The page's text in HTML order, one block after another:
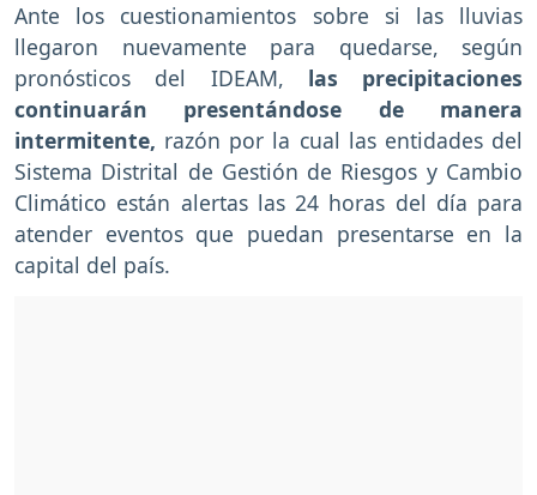
Ante los cuestionamientos sobre si las lluvias
llegaron nuevamente para quedarse, según
pronósticos del IDEAM, las precipitaciones
continuarán presentándose de manera
intermitente, razón por la cual las entidades del
Sistema Distrital de Gestión de Riesgos y Cambio
Climático están alertas las 24 horas del día para
atender eventos que puedan presentarse en la
capital del país.